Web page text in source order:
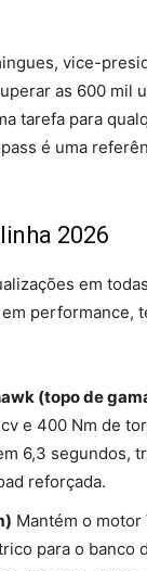
vice-
as 600 mil
tarefa para
é uma
2026
em
performance,
(topo de
e 400 Nm de
6,3 segundos,
reforçada.
Mantém o
para o banco